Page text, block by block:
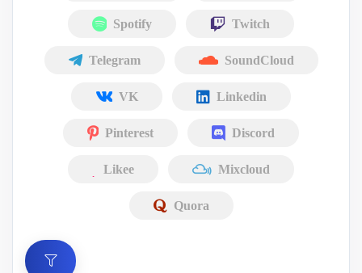
Spotify Twitch
Telegram SoundCloud
VK Linkedin
Pinterest Discord
Likee Mixcloud
Quora